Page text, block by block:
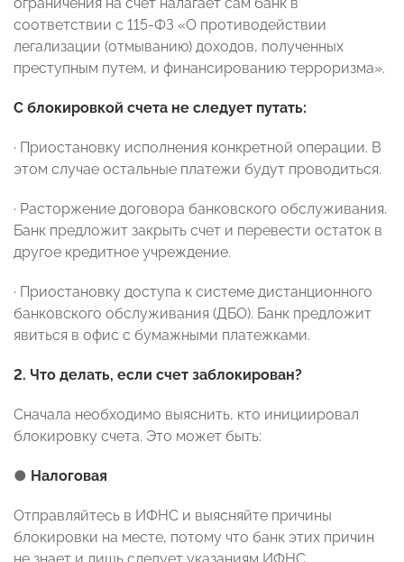
соответствии с 115-ФЗ «О противодействии
легализации (отмыванию) доходов, полученных
преступным путем, и финансированию терроризма».
С блокировкой счета не следует путать:
· Приостановку исполнения конкретной операции. В
этом случае остальные платежи будут проводиться.
· Расторжение договора банковского обслуживания.
Банк предложит закрыть счет и перевести остаток в
другое кредитное учреждение.
· Приостановку доступа к системе дистанционного
банковского обслуживания (ДБО). Банк предложит
явиться в офис с бумажными платежками.
2. Что делать, если счет заблокирован?
Сначала необходимо выяснить, кто инициировал
блокировку счета. Это может быть:
● Налоговая
Отправляйтесь в ИФНС и выясняйте причины
блокировки на месте, потому что банк этих причин